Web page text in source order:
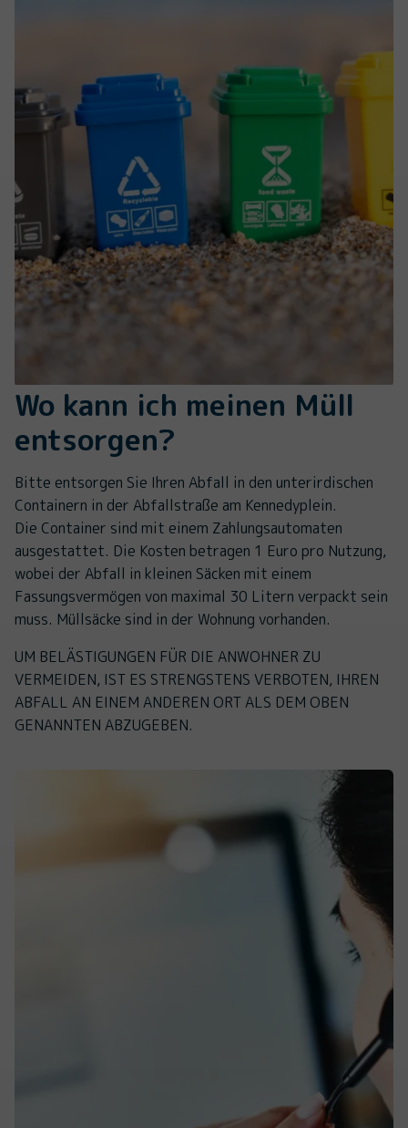
Wo kann ich meinen Müll
entsorgen?
Bitte entsorgen Sie Ihren Abfall in den unterirdischen
Containern in der Abfallstraße am Kennedyplein.
Die Container sind mit einem Zahlungsautomaten
ausgestattet. Die Kosten betragen 1 Euro pro Nutzung,
wobei der Abfall in kleinen Säcken mit einem
Fassungsvermögen von maximal 30 Litern verpackt sein
muss. Müllsäcke sind in der Wohnung vorhanden.
UM BELÄSTIGUNGEN FÜR DIE ANWOHNER ZU
VERMEIDEN, IST ES STRENGSTENS VERBOTEN, IHREN
ABFALL AN EINEM ANDEREN ORT ALS DEM OBEN
GENANNTEN ABZUGEBEN.